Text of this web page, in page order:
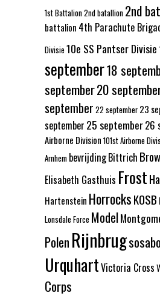
1st Battalion2nd batallion 2nd
battalion 4th Parachute
Divisie 10e SS Pantser Divisie
september18
september20
september 22 september 23
september 25 september26
Airborne Division 101st Airborne
Arnhem bevrijdingBittrich
Elisabeth Gasthuis Frost
Hartenstein HorrocksKOSB
Lonsdale Force Model
PolenRijnbrug
UrquhartVictoria Cross
Corps